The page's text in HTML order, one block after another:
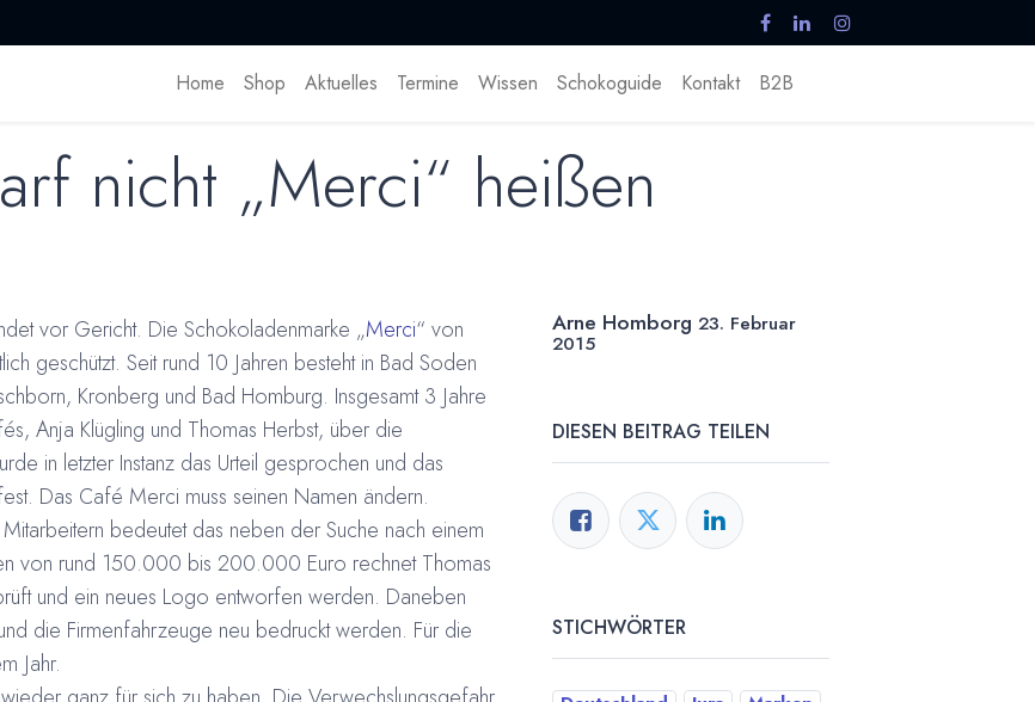
Home Shop Aktuelles Termine Wissen Schokoguide Kontakt B2B
nicht „Merci“ heißen
vor Gericht. Die Schokoladenmarke „Merci“ von
geschützt. Seit rund 10 Jahren besteht in Bad Soden
Kronberg und Bad Homburg. Insgesamt 3 Jahre
Anja Klügling und Thomas Herbst, über die
in letzter Instanz das Urteil gesprochen und das
Das Café Merci muss seinen Namen ändern.
bedeutet das neben der Suche nach einem
von rund 150.000 bis 200.000 Euro rechnet Thomas
und ein neues Logo entworfen werden. Daneben
die Firmenfahrzeuge neu bedruckt werden. Für die
Jahr.
Arne Homborg 23. Februar
2015
DIESEN BEITRAG TEILEN
STICHWÖRTER